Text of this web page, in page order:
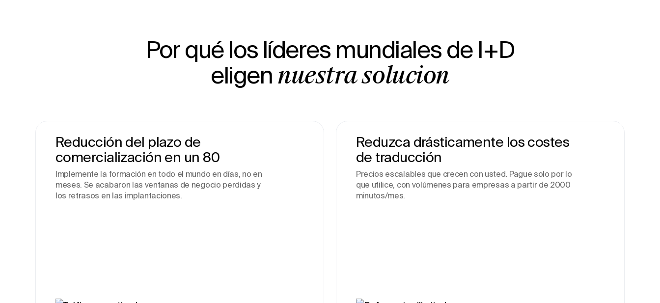
Por qué los líderes mundiales de I+D
eligen nuestra solución
Reducción del plazo de
comercialización en un 80
Implemente la formación en todo el mundo en días, no en
meses. Se acabaron las ventanas de negocio perdidas y
los retrasos en las implantaciones.
Reduzca drásticamente los costes
de traducción
Precios escalables que crecen con usted. Pague solo por lo
que utilice, con volúmenes para empresas a partir de 2000
minutos/mes.